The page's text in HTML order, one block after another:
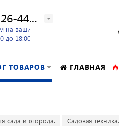
8 (8172) 26-44-24
на ваши
до 18:00
ТОВАРОВ ГЛАВНАЯ
сада и огорода. Садовая техника.